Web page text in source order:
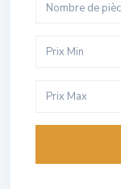
Nombre de